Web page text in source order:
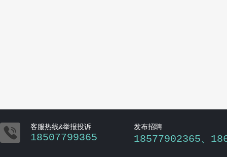
 客服热线&举报投诉
18507799365
发布招聘
18577902365、